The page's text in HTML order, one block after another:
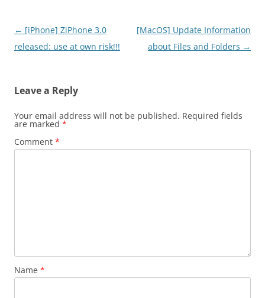
Post
navigation
← [iPhone] ZiPhone 3.0
released: use at own risk!!!
[MacOS] Update Information
about Files and Folders →
Leave a Reply
Your email address will not be published. Required fields
are marked *
Comment *
Name *